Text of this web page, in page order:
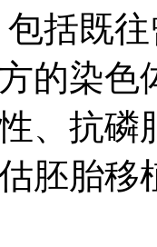
括既
的染色
、抗
胚胎移